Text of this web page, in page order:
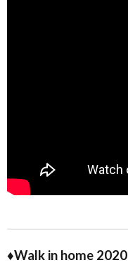
♦Walk in home 2020